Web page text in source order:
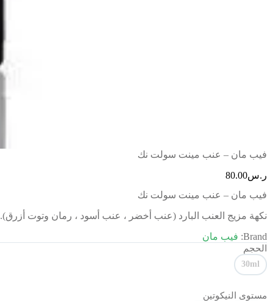
فيب مان – عنب مينت سولت نك
ر.س80.00
فيب مان – عنب مينت سولت نك
نكهة مزيج العنب البارد (عنب أخضر ، عنب أسود ، رمان وتوت أزرق).
Brand: فيب مان
الحجم
30ml
مستوى النيكوتين